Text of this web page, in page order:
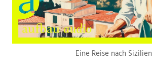
Eine Reise nach Sizilien